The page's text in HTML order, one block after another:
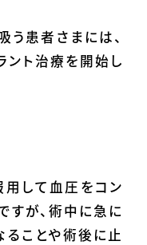
う患者さまには、
ント治療を開始し
して血圧をコン
すが、術中に急に
ことや術後に止